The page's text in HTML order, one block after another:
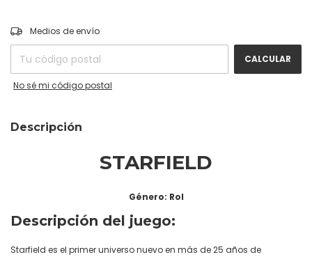
Entregas para el CP:
Medios de envío
CALCULAR
No sé mi código postal
Descripción
STARFIELD
Género: Rol
Descripción del juego:
Starfield es el primer universo nuevo en más de 25 años de